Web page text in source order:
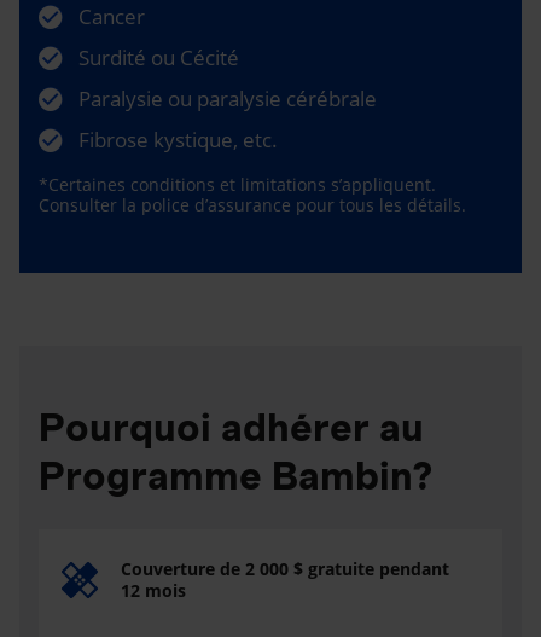
Cancer
Surdité ou Cécité
Paralysie ou paralysie cérébrale
Fibrose kystique, etc.
*Certaines conditions et limitations s’appliquent.
Consulter la police d’assurance pour tous les détails.
Pourquoi adhérer au
Programme Bambin?
Couverture de 2 000 $ gratuite pendant
12 mois